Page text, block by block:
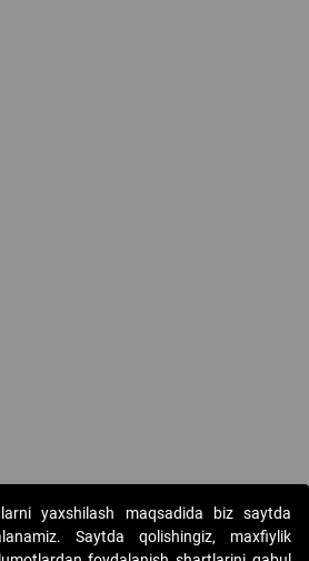
yaxshilash maqsadida biz saytda
Saytda qolishingiz, maxfiylik